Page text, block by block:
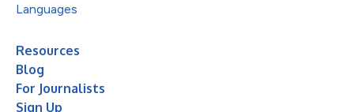
Languages
Resources
Blog
For Journalists
Sign Up